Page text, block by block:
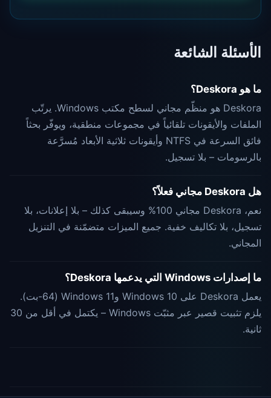
الأسئلة الشائعة
ما هو Deskora؟
Deskora هو منظّم مجاني لسطح مكتب Windows. يرتّب
الملفات والأيقونات تلقائياً في مجموعات منطقية، ويوفّر بحثاً
فائق السرعة في NTFS وأيقونات ثلاثية الأبعاد مُسرَّعة
بالرسومات – بلا تسجيل.
هل Deskora مجاني فعلاً؟
نعم، Deskora مجاني 100% وسيبقى كذلك – بلا إعلانات، بلا
تسجيل، بلا تكاليف خفية. جميع الميزات متضمّنة في التنزيل
المجاني.
ما إصدارات Windows التي يدعمها Deskora؟
يعمل Deskora على Windows 10 وWindows 11 (64-بت).
يلزم تثبيت قصير عبر مثبّت Windows – يكتمل في أقل من 30
ثانية.